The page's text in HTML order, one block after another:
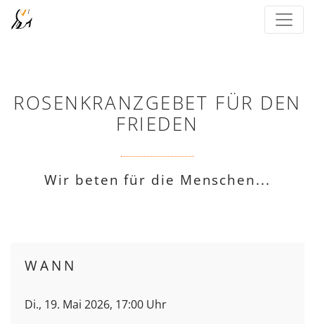
ROSENKRANZGEBET FÜR DEN
FRIEDEN
Wir beten für die Menschen...
WANN
Di., 19. Mai 2026, 17:00 Uhr